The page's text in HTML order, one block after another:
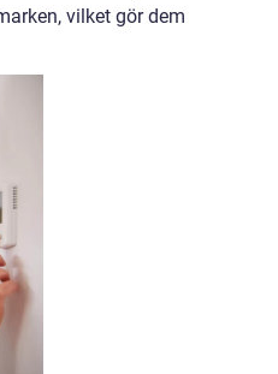
vilket gör dem